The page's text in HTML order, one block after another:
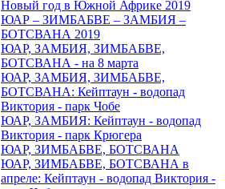
Новый год в Южной Африке 2019
ЮАР – ЗИМБАБВЕ – ЗАМБИЯ –
БОТСВАНА 2019
ЮАР, ЗАМБИЯ, ЗИМБАБВЕ,
БОТСВАНА - на 8 марта
ЮАР, ЗАМБИЯ, ЗИМБАБВЕ,
БОТСВАНА: Кейптаун - водопад
Виктория - парк Чобе
ЮАР, ЗАМБИЯ: Кейптаун - водопад
Виктория - парк Крюгера
ЮАР, ЗИМБАБВЕ, БОТСВАНА
ЮАР, ЗИМБАБВЕ, БОТСВАНА в
апреле: Кейптаун - водопад Виктория -